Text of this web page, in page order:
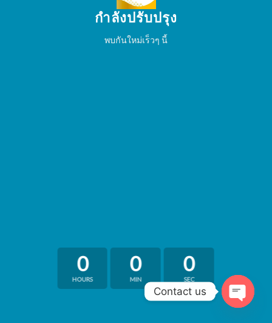
กำลังปรับปรุง
พบกันใหม่เร็วๆ นี้
0
HOURS
0
MIN
0
SEC
Contact us